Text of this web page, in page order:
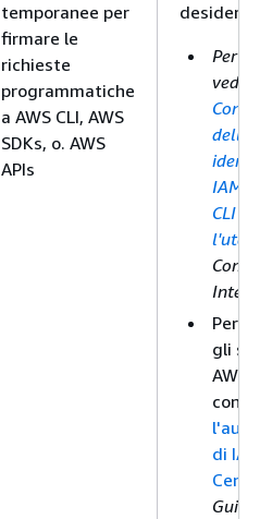
temporanee per
firmare le
richieste
programmatiche
a AWS CLI, AWS
SDKs, o. AWS
APIs
desideri
Per la
IAM
CLI
Per
gli
AWS
di